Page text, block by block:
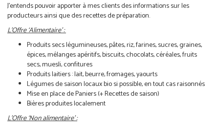
J’entends pouvoir apporter à mes clients des informations sur les
producteurs ainsi que des recettes de préparation.
L’Offre ‘Alimentaire’ :
Produits secs légumineuses, pâtes, riz, farines, sucres, graines,
épices, mélanges apéritifs, biscuits, chocolats, céréales, fruits
secs, muesli, confitures
Produits laitiers : lait, beurre, fromages, yaourts
Légumes de saison locaux bio si possible, en tout cas raisonnés
Mise en place de Paniers (+ Recettes de saison)
Bières produites localement
L’Offre ‘Non alimentaire’ :